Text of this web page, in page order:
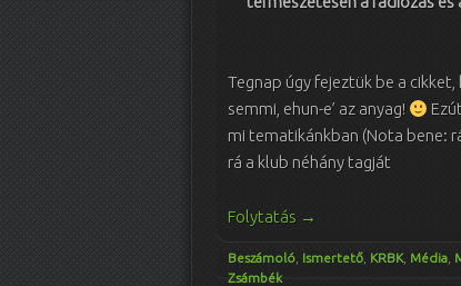
Tegnap úgy fejeztük be a
semmi, ehun-e’ az anyag!
mi tematikánkban (Nota bene:
rá a klub néhány tagját
Folytatás →
Beszámoló Ismertető KRBK, Média
Zsámbék